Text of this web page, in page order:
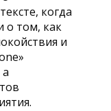
когда
о том, как
и